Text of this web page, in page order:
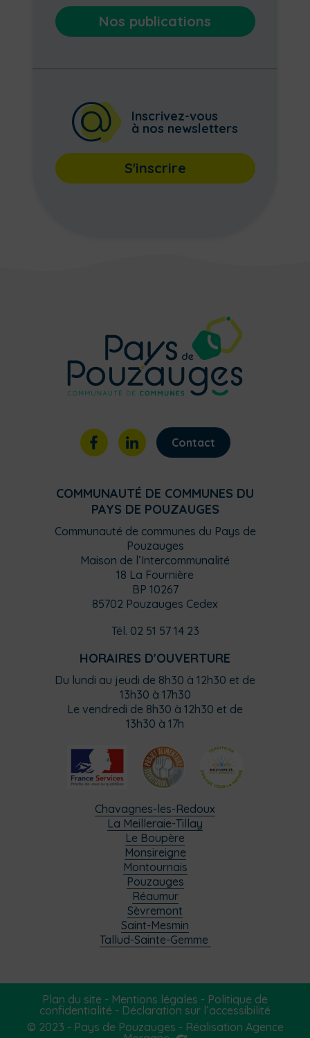
Nos publications
Inscrivez-vous
à nos newsletters
S'inscrire
Contact
COMMUNAUTÉ DE COMMUNES DU
PAYS DE POUZAUGES
Communauté de communes du Pays de
Pouzauges
Maison de l’Intercommunalité
18 La Fournière
BP 10267
85702 Pouzauges Cedex
Tél. 02 51 57 14 23
HORAIRES D'OUVERTURE
Du lundi au jeudi de 8h30 à 12h30 et de
13h30 à 17h30
Le vendredi de 8h30 à 12h30 et de
13h30 à 17h
Chavagnes-les-Redoux
La Meilleraie-Tillay
Le Boupère
Monsireigne
Montournais
Pouzauges
Réaumur
Sèvremont
Saint-Mesmin
Tallud-Sainte-Gemme
Plan du site - Mentions légales - Politique de
confidentialité - Déclaration sur l’accessibilité
© 2023 - Pays de Pouzauges - Réalisation Agence